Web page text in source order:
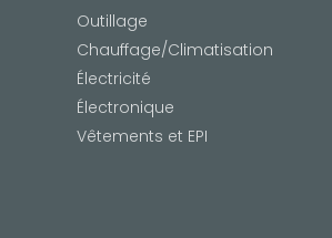
Outillage
Chauffage/Climatisation
Électricité
Électronique
Vêtements et EPI